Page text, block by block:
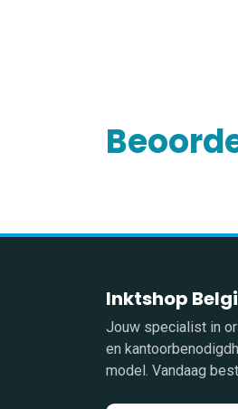
Inktshop
Jouw specialist in
en
model. Vandaag